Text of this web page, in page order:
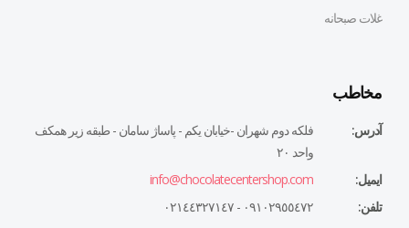
غلات صبحانه
مخاطب
آدرس:
فلكه دوم شهران -خيابان يكم - پاساژ سامان - طبقه زير همكف
واحد ٢٠
ایمیل:
info@chocolatecentershop.com
تلفن:
٠٩١٠٢٩٥٥٤٧٢ - ٠٢١٤٤٣٢٧١٤٧